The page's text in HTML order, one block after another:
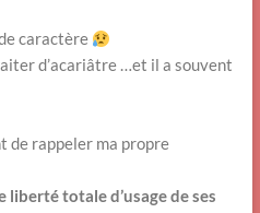
caractère
d’acariâtre …et il a souvent
de rappeler ma propre
liberté totale d’usage de ses